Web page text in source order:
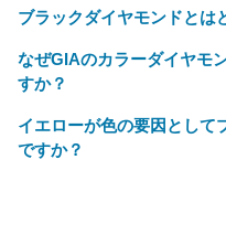
ブラックダイヤモンドとは
なぜGIAのカラーダイヤモ
すか？
イエローが色の要因として
ですか？